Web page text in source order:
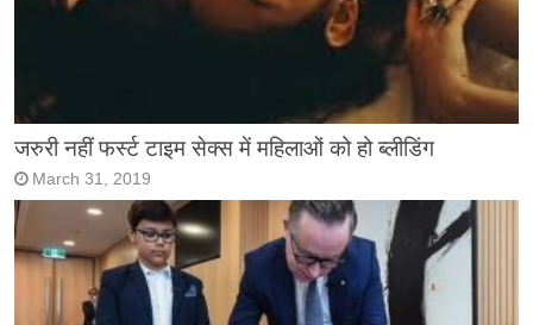
जरुरी नहीं फर्स्ट टाइम सेक्स में महिलाओं को हो ब्लीडिंग
March 31, 2019